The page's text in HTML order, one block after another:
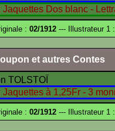
: 02/1912 --- Illustrateur 1 :
et autres Contes
TOLSTOÏ
: 02/1912 --- Illustrateur 1 :